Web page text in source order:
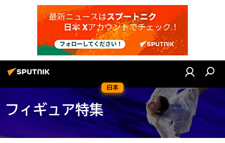
日本
フィギュア特集